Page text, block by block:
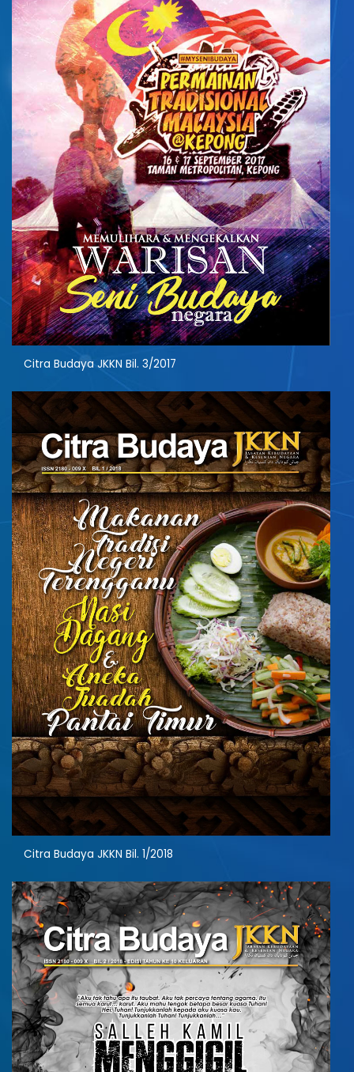
Citra Budaya JKKN Bil. 3/2017
Citra Budaya JKKN Bil. 1/2018